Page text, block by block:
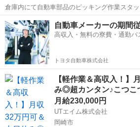
倉庫内にて自動車部品のピッキング作業スタッ
車 作業場所・・・倉庫内 年齢層 ・・・18～
躍中 勤務時間・・・8:00～17:00 ◆すぐに面
※...
愛知 豊橋市 船町駅 スタ
自動車メーカーの期間
高収入・無料の寮費・通勤バ
トヨタ自動車株式会社
【軽作業＆高収入！】
み◎超カンタン♪こつ
月給230,000円
UTエイム株式会社
岡崎市